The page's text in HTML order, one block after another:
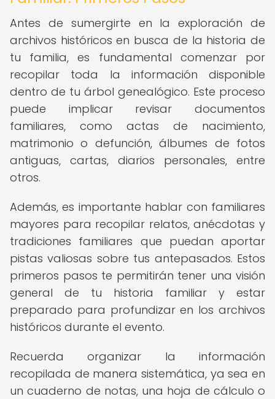
Antes de sumergirte en la exploración de
archivos históricos en busca de la historia de
tu familia, es fundamental comenzar por
recopilar toda la información disponible
dentro de tu árbol genealógico. Este proceso
puede implicar revisar documentos
familiares, como actas de nacimiento,
matrimonio o defunción, álbumes de fotos
antiguas, cartas, diarios personales, entre
otros.
Además, es importante hablar con familiares
mayores para recopilar relatos, anécdotas y
tradiciones familiares que puedan aportar
pistas valiosas sobre tus antepasados. Estos
primeros pasos te permitirán tener una visión
general de tu historia familiar y estar
preparado para profundizar en los archivos
históricos durante el evento.
Recuerda organizar la información
recopilada de manera sistemática, ya sea en
un cuaderno de notas, una hoja de cálculo o